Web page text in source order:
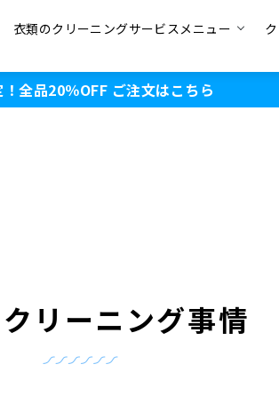
衣類のクリーニングサービスメニュー
全品20％OFF ご注文はこちら
リーニング事情